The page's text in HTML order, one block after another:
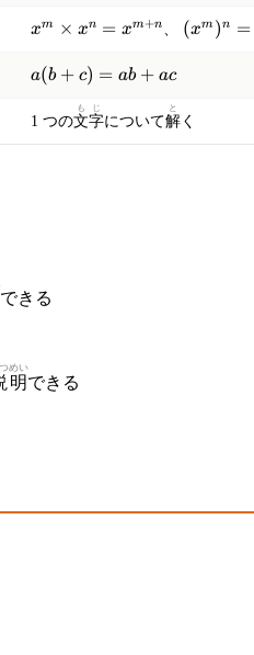
x^m
x^n =
x^{m+n}
xm × xn = xm+n
(x^m)^n
(xm)n =
a(b
c)
a(b + c) = ab + ac
1 つの文
も
字
じ
について解
と
く
できる
明
めい
できる